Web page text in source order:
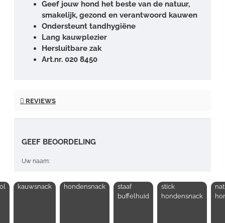
Geef jouw hond het beste van de natuur,
smakelijk, gezond en verantwoord kauwen
Ondersteunt tandhygiëne
Lang kauwplezier
Hersluitbare zak
Art.nr. 020 8450
REVIEWS
GEEF BEOORDELING
Uw naam:
kauwsnack hondensnack
staaf
buffelhuid
stick
hondensnack